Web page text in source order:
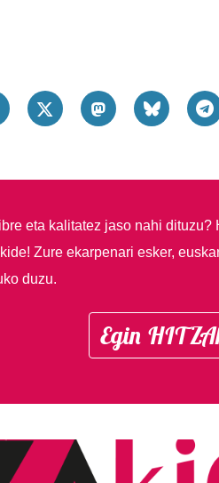
eta kalitatez jaso nahi dituzu?
Zure ekarpenari esker,
duzu.
Egin